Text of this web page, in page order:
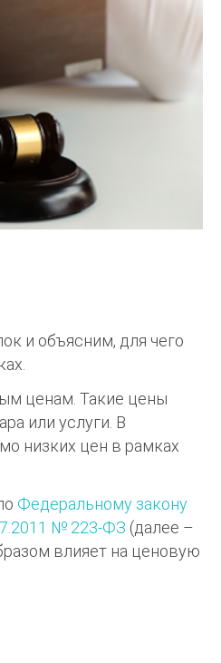
и объясним, для чего
ценам. Такие цены
или услуги. В
низких цен в рамках
Федеральному закону
№ 223-ФЗ (далее –
влияет на ценовую